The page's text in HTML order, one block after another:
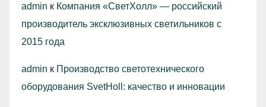
admin к Компания «СветХолл» — российский
производитель эксклюзивных светильников с
2015 года
admin к Производство светотехнического
оборудования SvetHoll: качество и инновации